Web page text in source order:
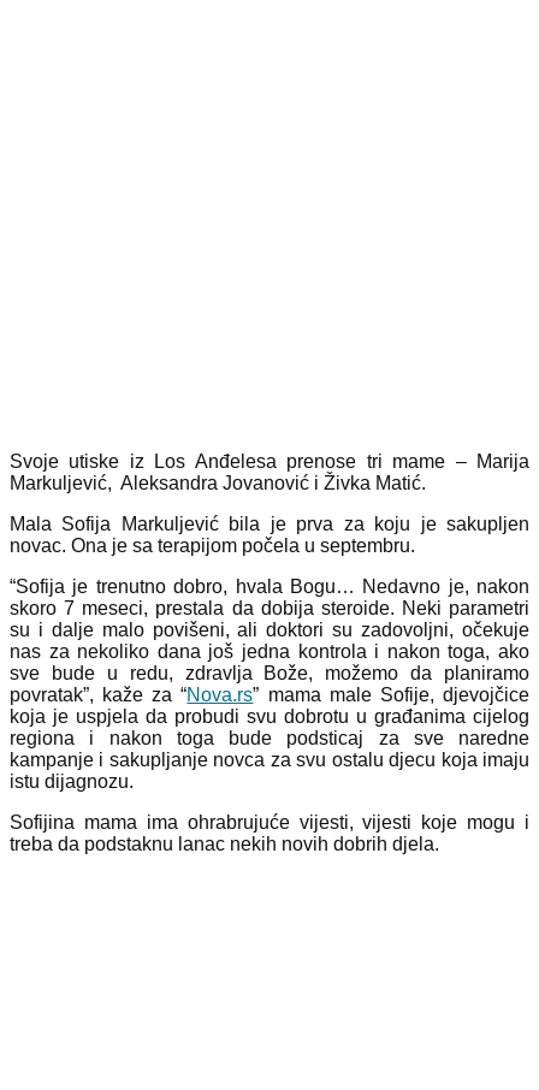
Svoje utiske iz Los Anđelesa prenose tri mame – Marija
Markuljević, Aleksandra Jovanović i Živka Matić.
Mala Sofija Markuljević bila je prva za koju je sakupljen
novac. Ona je sa terapijom počela u septembru.
“Sofija je trenutno dobro, hvala Bogu… Nedavno je, nakon
skoro 7 meseci, prestala da dobija steroide. Neki parametri
su i dalje malo povišeni, ali doktori su zadovoljni, očekuje
nas za nekoliko dana još jedna kontrola i nakon toga, ako
sve bude u redu, zdravlja Bože, možemo da planiramo
povratak”, kaže za “Nova.rs” mama male Sofije, djevojčice
koja je uspjela da probudi svu dobrotu u građanima cijelog
regiona i nakon toga bude podsticaj za sve naredne
kampanje i sakupljanje novca za svu ostalu djecu koja imaju
istu dijagnozu.
Sofijina mama ima ohrabrujuće vijesti, vijesti koje mogu i
treba da podstaknu lanac nekih novih dobrih djela.